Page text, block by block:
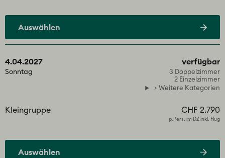
Auswählen
4.04.2027
Sonntag
Kleingruppe
verfügbar
3 Doppelzimmer
2 Einzelzimmer
Weitere Kategorien
CHF 2.790
p.Pers. im DZ inkl. Flug
Auswählen